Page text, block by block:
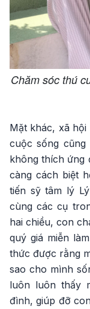
Chăm sóc thú
Mặt khác, xã
cuộc sống
không thích ứng
càng cách biệt
tiến sỹ tâm lý
cùng các cụ
hai chiều, con
quý giá miễn
thức được rằng
sao cho mình
luôn luôn thấy
đình, giúp đỡ